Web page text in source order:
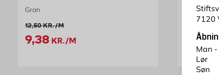
7120
Man -
Lør
Søn
Gran
Gammel pris 12.5 kr. /m
12,50KR./M
Tilbudspris 9.38 kr. /m
9,38 KR./M
Gran
Pris